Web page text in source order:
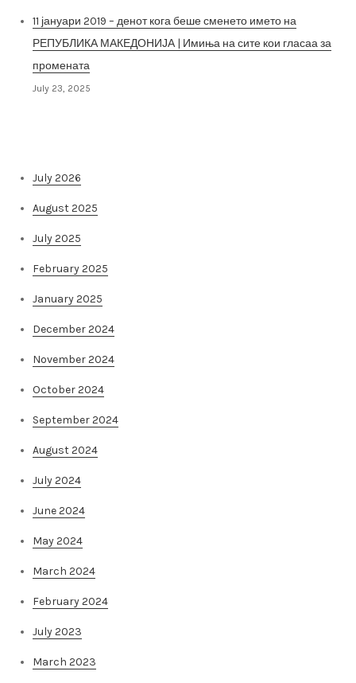
11 јануари 2019 – денот кога беше сменето името на
РЕПУБЛИКА МАКЕДОНИЈА | Имиња на сите кои гласаа за
промената
July 23, 2025
July 2026
August 2025
July 2025
February 2025
January 2025
December 2024
November 2024
October 2024
September 2024
August 2024
July 2024
June 2024
May 2024
March 2024
February 2024
July 2023
March 2023